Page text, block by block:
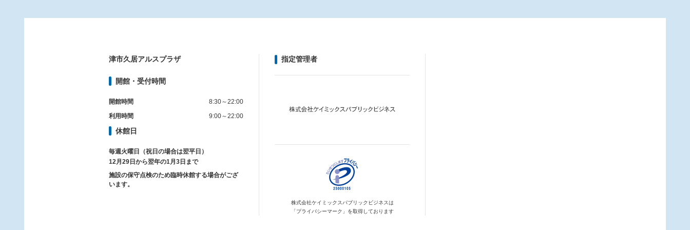
津市久居アルスプラザ
開館・受付時間
開館時間
8:30～22:00
利用時間
9:00～22:00
休館日
毎週火曜日（祝日の場合は翌平日）
12月29日から翌年の1月3日まで
施設の保守点検のため臨時休館する場合がござ
います。
指定管理者
株式会社ケイミックスパブリックビジネスは
「プライバシーマーク」を取得しております